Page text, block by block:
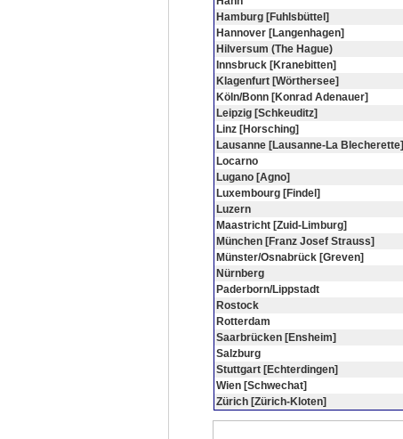
Hamburg [Fuhlsbüttel]
Hannover [Langenhagen]
Hilversum (The Hague)
Innsbruck [Kranebitten]
Klagenfurt [Wörthersee]
Köln/Bonn [Konrad Adenauer]
Leipzig [Schkeuditz]
Linz [Horsching]
Lausanne [Lausanne-La Blecherette]
Locarno
Lugano [Agno]
Luxembourg [Findel]
Luzern
Maastricht [Zuid-Limburg]
München [Franz Josef Strauss]
Münster/Osnabrück [Greven]
Nürnberg
Paderborn/Lippstadt
Rostock
Rotterdam
Saarbrücken [Ensheim]
Salzburg
Stuttgart [Echterdingen]
Wien [Schwechat]
Zürich [Zürich-Kloten]